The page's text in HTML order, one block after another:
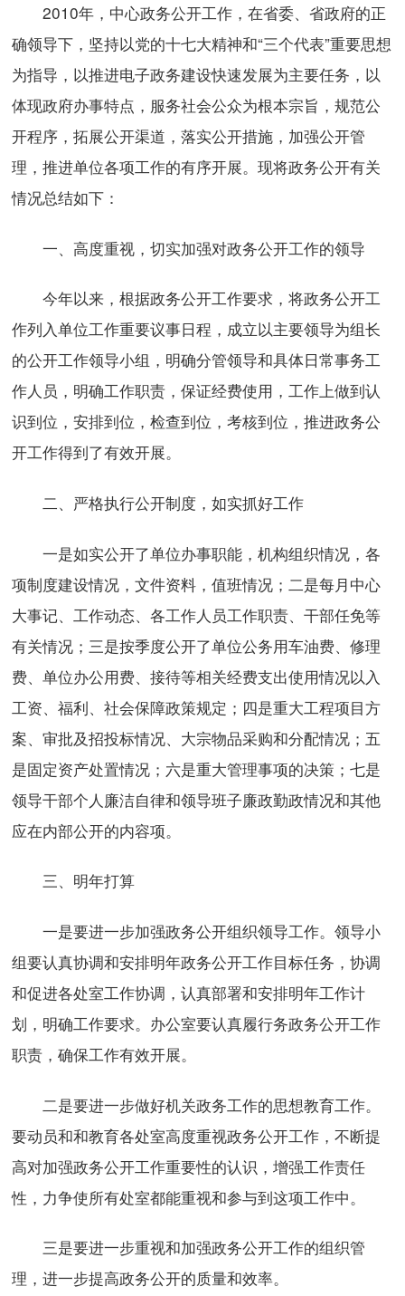
2010年，中心政务公开工作，在省委、省政府的正
确领导下，坚持以党的十七大精神和“三个代表”重要思想
为指导，以推进电子政务建设快速发展为主要任务，以
体现政府办事特点，服务社会公众为根本宗旨，规范公
开程序，拓展公开渠道，落实公开措施，加强公开管
理，推进单位各项工作的有序开展。现将政务公开有关
情况总结如下：
一、高度重视，切实加强对政务公开工作的领导
今年以来，根据政务公开工作要求，将政务公开工
作列入单位工作重要议事日程，成立以主要领导为组长
的公开工作领导小组，明确分管领导和具体日常事务工
作人员，明确工作职责，保证经费使用，工作上做到认
识到位，安排到位，检查到位，考核到位，推进政务公
开工作得到了有效开展。
二、严格执行公开制度，如实抓好工作
一是如实公开了单位办事职能，机构组织情况，各
项制度建设情况，文件资料，值班情况；二是每月中心
大事记、工作动态、各工作人员工作职责、干部任免等
有关情况；三是按季度公开了单位公务用车油费、修理
费、单位办公用费、接待等相关经费支出使用情况以入
工资、福利、社会保障政策规定；四是重大工程项目方
案、审批及招投标情况、大宗物品采购和分配情况；五
是固定资产处置情况；六是重大管理事项的决策；七是
领导干部个人廉洁自律和领导班子廉政勤政情况和其他
应在内部公开的内容项。
三、明年打算
一是要进一步加强政务公开组织领导工作。领导小
组要认真协调和安排明年政务公开工作目标任务，协调
和促进各处室工作协调，认真部署和安排明年工作计
划，明确工作要求。办公室要认真履行务政务公开工作
职责，确保工作有效开展。
二是要进一步做好机关政务工作的思想教育工作。
要动员和和教育各处室高度重视政务公开工作，不断提
高对加强政务公开工作重要性的认识，增强工作责任
性，力争使所有处室都能重视和参与到这项工作中。
三是要进一步重视和加强政务公开工作的组织管
理，进一步提高政务公开的质量和效率。